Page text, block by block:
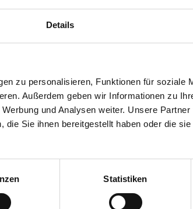
Details
zu personalisieren, Funktionen für soziale
Außerdem geben wir Informationen zu
und Analysen weiter. Unsere
Sie ihnen bereitgestellt haben oder die
Statistiken